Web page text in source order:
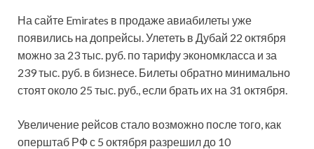
На сайте Emirates в продаже авиабилеты уже
появились на допрейсы. Улететь в Дубай 22 октября
можно за 23 тыс. руб. по тарифу экономкласса и за
239 тыс. руб. в бизнесе. Билеты обратно минимально
стоят около 25 тыс. руб., если брать их на 31 октября.
Увеличение рейсов стало возможно после того, как
оперштаб РФ с 5 октября разрешил до 10